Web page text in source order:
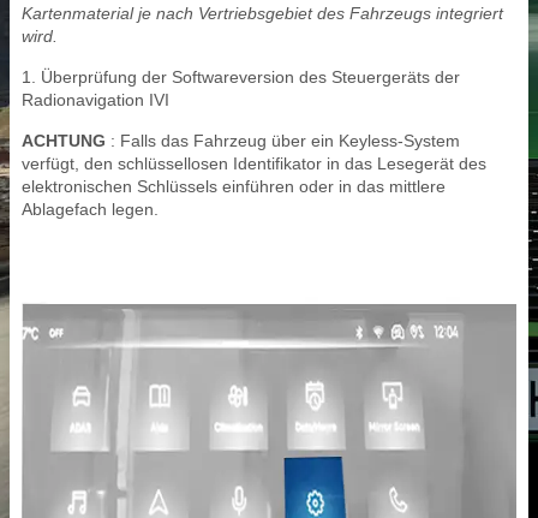
Kartenmaterial je nach Vertriebsgebiet des Fahrzeugs integriert
wird.
1. Überprüfung der Softwareversion des Steuergeräts der
Radionavigation IVI
ACHTUNG : Falls das Fahrzeug über ein Keyless-System
verfügt, den schlüssellosen Identifikator in das Lesegerät des
elektronischen Schlüssels einführen oder in das mittlere
Ablagefach legen.